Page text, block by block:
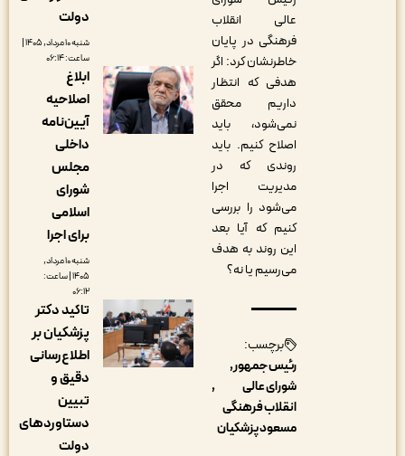
عالی انقلاب
فرهنگی در پایان
خاطرنشان کرد: اگر
هدفی که انتظار
داریم محقق
نمی‌شود، باید
اصلاح کنیم. باید
روندی که در
مدیریت اجرا
می‌شود را بررسی
کنیم که آیا بعد
این روند به هدف
می‌رسیم یا نه؟
برچسب:
رئیس جمهور
شورای عالی
انقلاب فرهنگی
مسعود پزشکیان
شنبه ۱۰ مرداد, ۱۴۰۵ |
ابلاغ
اصلاحیه
آیین‌نامه
برای اجرا
شنبه ۱۰ مرداد,
۱۴۰۵ | ساعت:
تاکید دکتر
پزشکیان بر
اطلاع‌رسانی
دستاوردهای